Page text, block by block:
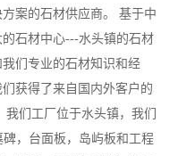
案的石材供应商。 基于中
的石材中心---水头镇的石材
们专业的石材知识和经
获得了来自国内外客户的
我们工厂位于水头镇，我们
，台面板，岛屿板和工程